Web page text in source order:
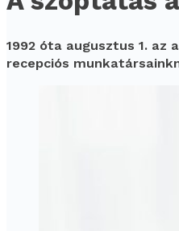
1992 óta augusztus 1.
recepciós